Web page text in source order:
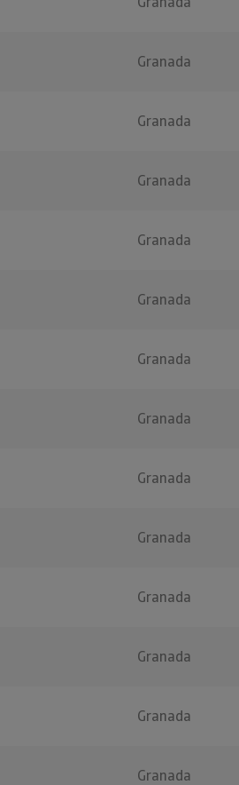
Granada
Granada
Granada
Granada
Granada
Granada
Granada
Granada
Granada
Granada
Granada
Granada
Granada